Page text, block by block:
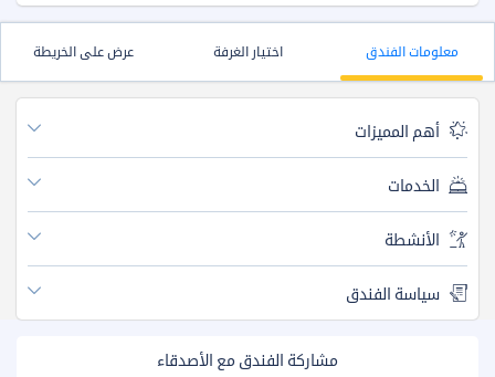
معلومات الفندق اختيار الغرفة عرض على الخريطة
أهم المميزات
الخدمات
الأنشطة
سياسة الفندق
مشاركة الفندق مع الأصدقاء